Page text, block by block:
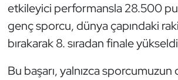
etkileyici performansla 28.500
genç sporcu, dünya çapındaki
bırakarak 8. sıradan finale
Bu başarı, yalnızca
Futsal
Genel
Golf